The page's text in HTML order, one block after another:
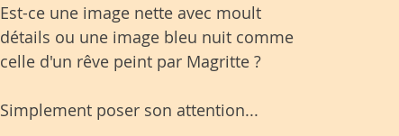
Est-ce une image nette avec moult
détails ou une image bleu nuit comme
celle d'un rêve peint par Magritte ?
Simplement poser son attention...